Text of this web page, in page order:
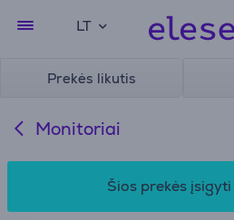
LT
Prekės likutis
Monitoriai
Šios prekės